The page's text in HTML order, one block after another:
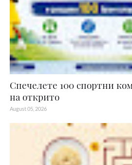
Спечелете 100 спортни
на открито
August 05, 2026